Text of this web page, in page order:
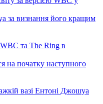
за визнання його кращим
на початку наступного